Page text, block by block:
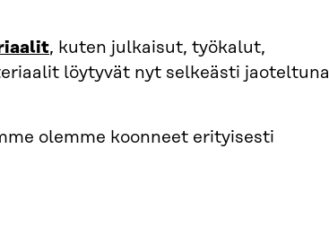
, kuten julkaisut, työkalut,
löytyvät nyt selkeästi jaoteltuna
olemme koonneet erityisesti